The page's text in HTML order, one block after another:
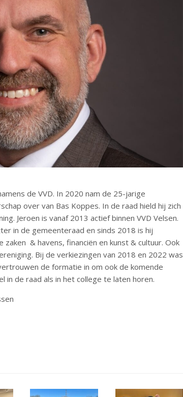
de VVD. In 2020 nam de 25-jarige
over van Bas Koppes. In de raad hield hij zich
Jeroen is vanaf 2013 actief binnen VVD Velsen.
in de gemeenteraad en sinds 2018 is hij
& havens, financiën en kunst & cultuur. Ook
Bij de verkiezingen van 2018 en 2022 was
de formatie in om ook de komende
de raad als in het college te laten horen.